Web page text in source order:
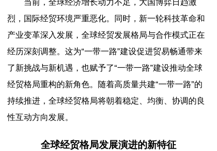
当前，全球经济增长动力不足，大国博弈日趋激
烈，国际经贸环境严重恶化。同时，新一轮科技革命和
产业变革深入发展，全球经贸发展格局与合作模式正在
经历深刻调整。这为“一带一路”建设促进贸易畅通带来
了新挑战与新机遇，也赋予了“一带一路”建设推动全球
经贸格局重构的新角色。随着高质量共建“一带一路”的
持续推进，全球经贸格局将朝着稳定、均衡、协调的良
性互动方向发展。
全球经贸格局发展演进的新特征